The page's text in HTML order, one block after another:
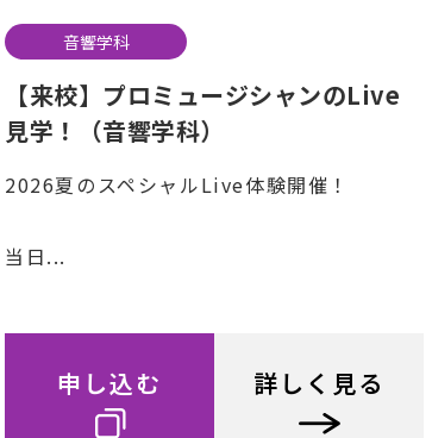
音響学科
【来校】プロミュージシャンのLive
見学！（音響学科）
2026夏のスペシャルLive体験開催！
当日...
申し込む 詳しく見る